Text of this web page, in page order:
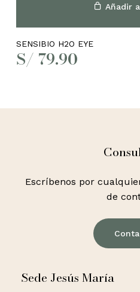
Añadir
SENSIBIO H2O EYE
S/ 79.90
Escríbenos por
de
Sede Jesús María